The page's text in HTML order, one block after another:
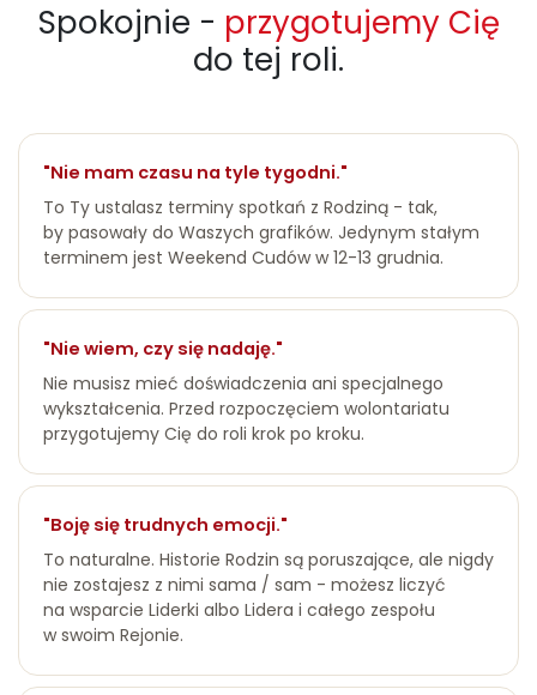
Spokojnie - przygotujemy Cię
do tej roli.
"Nie mam czasu na tyle tygodni."
To Ty ustalasz terminy spotkań z Rodziną - tak,
by pasowały do Waszych grafików. Jedynym stałym
terminem jest Weekend Cudów w 12-13 grudnia.
"Nie wiem, czy się nadaję."
Nie musisz mieć doświadczenia ani specjalnego
wykształcenia. Przed rozpoczęciem wolontariatu
przygotujemy Cię do roli krok po kroku.
"Boję się trudnych emocji."
To naturalne. Historie Rodzin są poruszające, ale nigdy
nie zostajesz z nimi sama / sam - możesz liczyć
na wsparcie Liderki albo Lidera i całego zespołu
w swoim Rejonie.